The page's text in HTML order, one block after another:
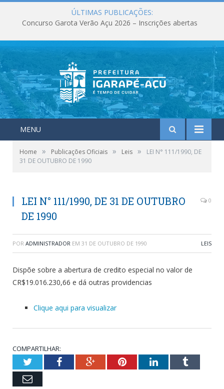
ÚLTIMAS PUBLICAÇÕES:
Concurso Garota Verão Açu 2026 – Inscrições abertas
MENU
Home » Publicações Oficiais » Leis »
LEI N° 111/1990, DE
31 DE OUTUBRO DE 1990
LEI N° 111/1990, DE 31 DE OUTUBRO
DE 1990
0
POR ADMINISTRADOR EM 31 DE OUTUBRO DE 1990 LEIS
Dispõe sobre a abertura de credito especial no valor de
CR$19.016.230,66 e dá outras providencias
Clique aqui para visualizar
COMPARTILHAR:
TwitterFacebookGoogle+PinterestLinkedInTumblr
Email